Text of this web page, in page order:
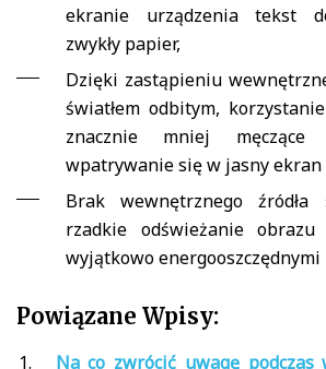
ekranie urządzenia tekst
zwykły papier,
Dzięki zastąpieniu
światłem odbitym,
znacznie mniej
wpatrywanie się w jasny ekran
Brak wewnętrznego
rzadkie odświeżanie
wyjątkowo
Powiązane Wpisy:
Na co zwrócić uwagę podczas